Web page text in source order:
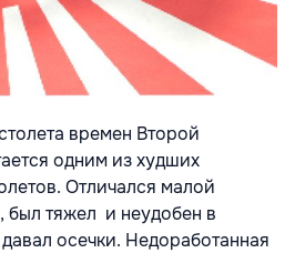
времен Второй
одним из худших
Отличался малой
тяжел и неудобен в
осечки. Недоработанная